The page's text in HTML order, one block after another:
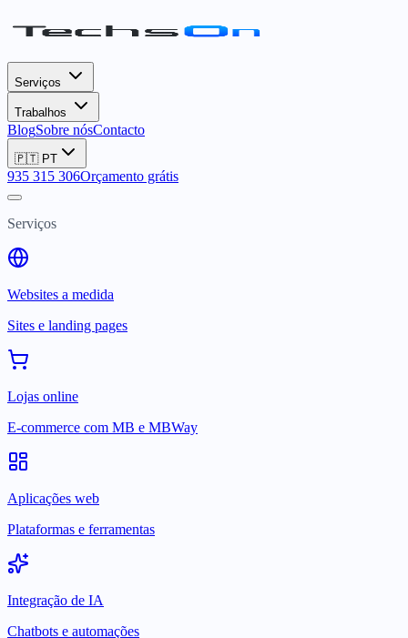
Serviços
Trabalhos
BlogSobre nósContacto
🇵🇹 PT
935 315 306Orçamento grátis
Serviços
Websites a medida
Sites e landing pages
Lojas online
E-commerce com MB e MBWay
Aplicações web
Plataformas e ferramentas
Integração de IA
Chatbots e automações